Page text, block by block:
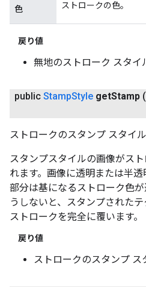
色 ストロークの色。
戻り値
無地のストローク スタイ
public StampStyle getStamp
ストロークのスタンプ スタイル
スタンプスタイルの画像がス
れます。画像に透明または半
部分は基になるストローク色
うしないと、スタンプされた
ストロークを完全に覆います。
戻り値
ストロークのスタンプ ス